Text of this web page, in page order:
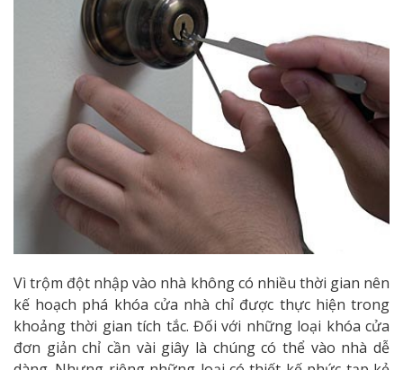
Vì trộm đột nhập vào nhà không có nhiều thời gian nên
kế hoạch phá khóa cửa nhà chỉ được thực hiện trong
khoảng thời gian tích tắc. Đối với những loại khóa cửa
đơn giản chỉ cần vài giây là chúng có thể vào nhà dễ